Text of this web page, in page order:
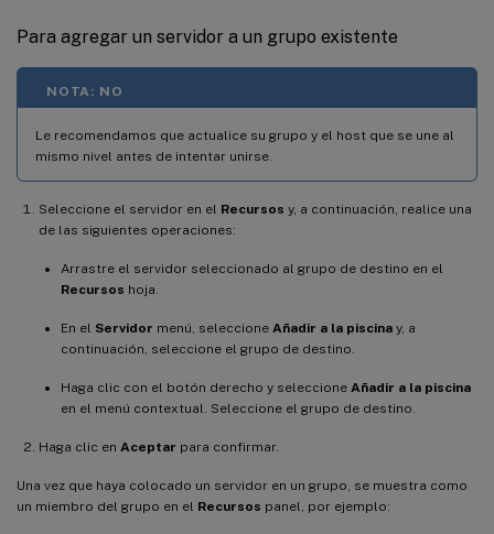
Para agregar un servidor a un grupo existente
NOTA: NO
Le recomendamos que actualice su grupo y el host que se une al
mismo nivel antes de intentar unirse.
Seleccione el servidor en el Recursos y, a continuación, realice una
de las siguientes operaciones:
Arrastre el servidor seleccionado al grupo de destino en el
Recursos hoja.
En el Servidor menú, seleccione Añadir a la piscina y, a
continuación, seleccione el grupo de destino.
Haga clic con el botón derecho y seleccione Añadir a la piscina
en el menú contextual. Seleccione el grupo de destino.
Haga clic en Aceptar para confirmar.
Una vez que haya colocado un servidor en un grupo, se muestra como
un miembro del grupo en el Recursos panel, por ejemplo: